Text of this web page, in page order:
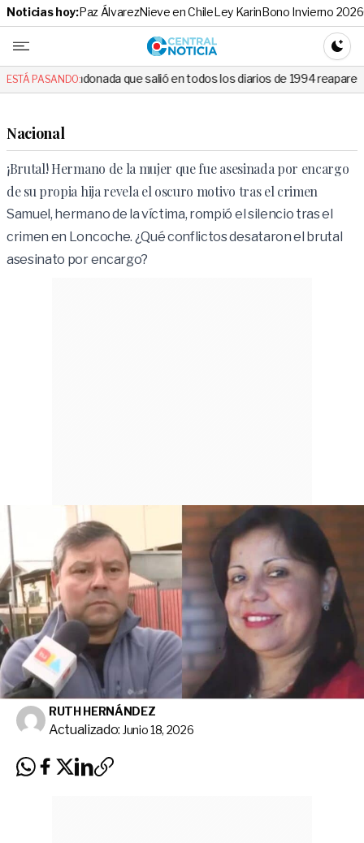
Noticias hoy:Paz ÁlvarezNieve en ChileLey KarinBono Invierno 2026
Central
ESTÁ PASANDO:
que salió en todos los diarios de 1994 reapareció e hizo llorar a
Nacional
¡Brutal! Hermano de la mujer que fue asesinada por encargo
de su propia hija revela el oscuro motivo tras el crimen
Samuel, hermano de la víctima, rompió el silencio tras el
crimen en Loncoche. ¿Qué conflictos desataron el brutal
asesinato por encargo?
RUTH HERNÁNDEZ
Actualizado: Junio 18, 2026